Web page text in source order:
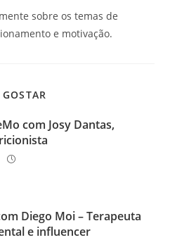
sobre os temas de
e motivação.
com Josy Dantas,
Diego Moi – Terapeuta
e influencer